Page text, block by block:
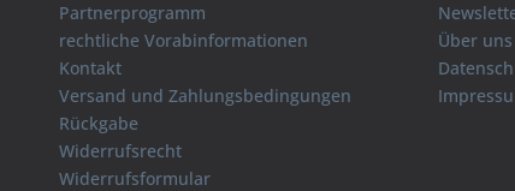
Partnerprogramm
rechtliche Vorabinformationen
Kontakt
Versand und Zahlungsbedingungen
Rückgabe
Widerrufsrecht
Widerrufsformular
Über uns